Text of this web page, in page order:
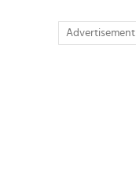
Advertisement